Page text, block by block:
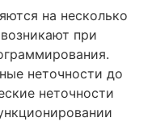
на несколько
при
неточности до
неточности